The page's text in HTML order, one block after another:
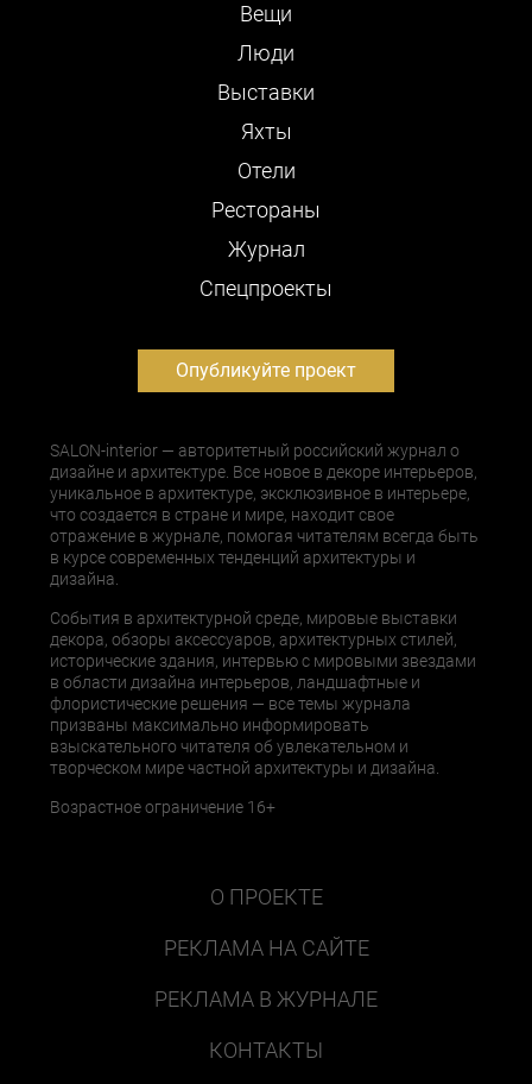
Вещи
Люди
Выставки
Яхты
Отели
Рестораны
Журнал
Cпецпроекты
Опубликуйте проект
SALON-interior — авторитетный российский журнал о
дизайне и архитектуре. Все новое в декоре интерьеров,
уникальное в архитектуре, эксклюзивное в интерьере,
что создается в стране и мире, находит свое
отражение в журнале, помогая читателям всегда быть
в курсе современных тенденций архитектуры и
дизайна.
События в архитектурной среде, мировые выставки
декора, обзоры аксессуаров, архитектурных стилей,
исторические здания, интервью с мировыми звездами
в области дизайна интерьеров, ландшафтные и
флористические решения — все темы журнала
призваны максимально информировать
взыскательного читателя об увлекательном и
творческом мире частной архитектуры и дизайна.
Возрастное ограничение 16+
О ПРОЕКТЕ
РЕКЛАМА НА САЙТЕ
РЕКЛАМА В ЖУРНАЛЕ
КОНТАКТЫ